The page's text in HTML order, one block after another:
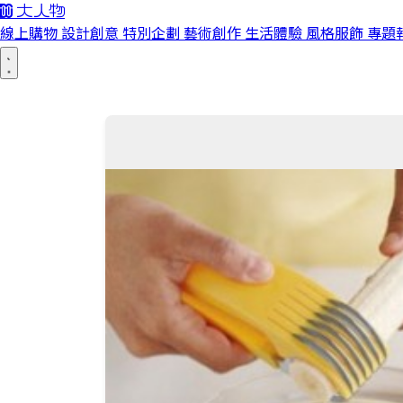
線上購物 設計創意 特別企劃 藝術創作 生活體驗 風格服飾 專題